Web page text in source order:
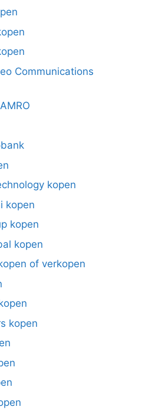
Communications
kopen
kopen
kopen
kopen
of verkopen
kopen